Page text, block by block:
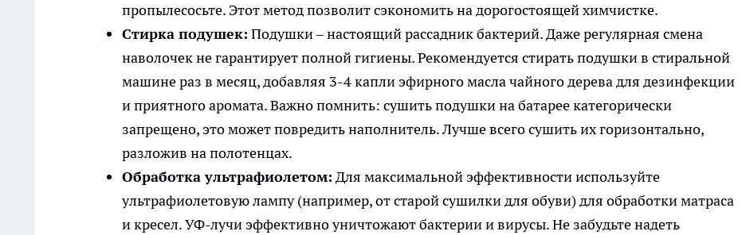
пропылесосьте. Этот метод позволит сэкономить на дорогостоящей химчистке.
Стирка подушек: Подушки – настоящий рассадник бактерий. Даже регулярная смена
наволочек не гарантирует полной гигиены. Рекомендуется стирать подушки в стиральной
машине раз в месяц, добавляя 3-4 капли эфирного масла чайного дерева для дезинфекции
и приятного аромата. Важно помнить: сушить подушки на батарее категорически
запрещено, это может повредить наполнитель. Лучше всего сушить их горизонтально,
разложив на полотенцах.
Обработка ультрафиолетом: Для максимальной эффективности используйте
ультрафиолетовую лампу (например, от старой сушилки для обуви) для обработки матраса
и кресел. УФ-лучи эффективно уничтожают бактерии и вирусы. Не забудьте надеть